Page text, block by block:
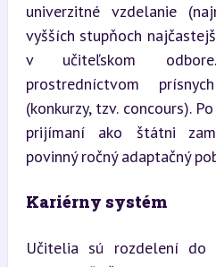
univerzitné vzdelanie
vyšších stupňoch
v učiteľskom
prostredníctvom
(konkurzy, tzv. concours).
prijímaní ako štátni
povinný ročný adaptačný
Kariérny systém
Učitelia sú rozdelení